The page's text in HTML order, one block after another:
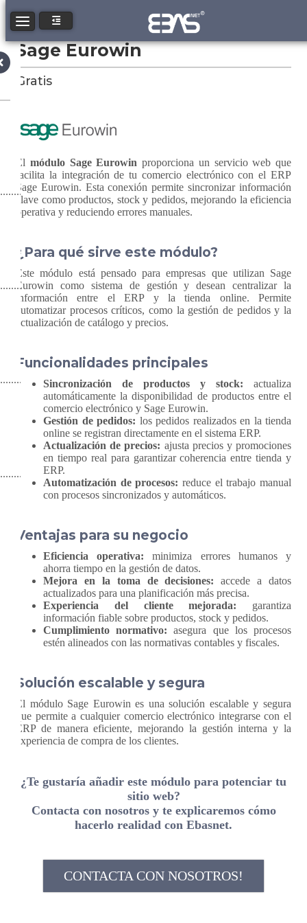
Toggle navigation
Sage Eurowin
Gratis
El módulo Sage Eurowin proporciona un servicio web que
facilita la integración de tu comercio electrónico con el ERP
Sage Eurowin. Esta conexión permite sincronizar información
clave como productos, stock y pedidos, mejorando la eficiencia
operativa y reduciendo errores manuales.
¿Para qué sirve este módulo?
Este módulo está pensado para empresas que utilizan Sage
Eurowin como sistema de gestión y desean centralizar la
información entre el ERP y la tienda online. Permite
automatizar procesos críticos, como la gestión de pedidos y la
actualización de catálogo y precios.
Funcionalidades principales
Sincronización de productos y stock: actualiza
automáticamente la disponibilidad de productos entre el
comercio electrónico y Sage Eurowin.
Gestión de pedidos: los pedidos realizados en la tienda
online se registran directamente en el sistema ERP.
Actualización de precios: ajusta precios y promociones
en tiempo real para garantizar coherencia entre tienda y
ERP.
Automatización de procesos: reduce el trabajo manual
con procesos sincronizados y automáticos.
Ventajas para su negocio
Eficiencia operativa: minimiza errores humanos y
ahorra tiempo en la gestión de datos.
Mejora en la toma de decisiones: accede a datos
actualizados para una planificación más precisa.
Experiencia del cliente mejorada: garantiza
información fiable sobre productos, stock y pedidos.
Cumplimiento normativo: asegura que los procesos
estén alineados con las normativas contables y fiscales.
Solución escalable y segura
El módulo Sage Eurowin es una solución escalable y segura
que permite a cualquier comercio electrónico integrarse con el
ERP de manera eficiente, mejorando la gestión interna y la
experiencia de compra de los clientes.
¿Te gustaría añadir este módulo para potenciar tu
sitio web?
Contacta con nosotros y te explicaremos cómo
hacerlo realidad con Ebasnet.
CONTACTA CON NOSOTROS!